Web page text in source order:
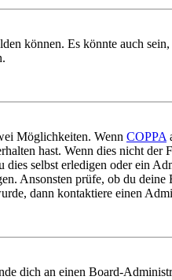
können. Es könnte auch
Möglichkeiten. Wenn COPPA
hast. Wenn dies nicht der
selbst erledigen oder ein
Ansonsten prüfe, ob du deine
dann kontaktiere einen
dich an einen Board-